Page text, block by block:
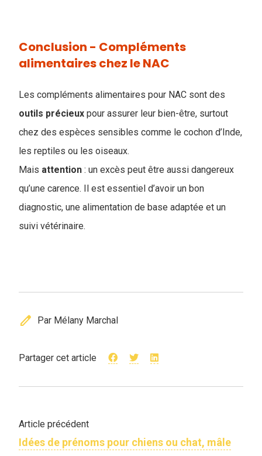
Conclusion - Compléments
alimentaires chez le NAC
Les compléments alimentaires pour NAC sont des
outils précieux pour assurer leur bien-être, surtout
chez des espèces sensibles comme le cochon d’Inde,
les reptiles ou les oiseaux.
Mais attention : un excès peut être aussi dangereux
qu’une carence. Il est essentiel d’avoir un bon
diagnostic, une alimentation de base adaptée et un
suivi vétérinaire.
edit Par Mélany Marchal
Partager cet article
Article précédent
Idées de prénoms pour chiens ou chat, mâle